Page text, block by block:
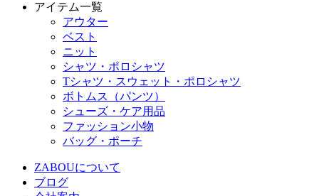
アイテム一覧
アウター
ベスト
ニット
シャツ・ポロシャツ
Tシャツ・スウェット・ポロシャツ
ボトムス（パンツ）
シューズ・ケア用品
ファッション小物
バッグ・ポーチ
ZABOUについて
ブログ